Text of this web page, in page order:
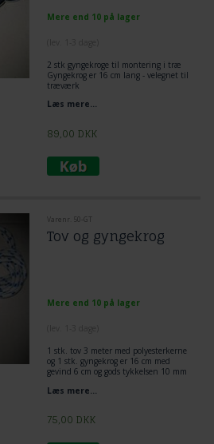
Mere end 10 på lager
2 stk gyngekroge til montering i træ
Gyngekrog er 16 cm lang - velegnet til
træværk
1 cm diameter
Læs mere...
89,00 DKK
Varenr. 50-GT
Tov og gyngekrog
Mere end 10 på lager
1 stk. tov 3 meter med polyesterkerne
og 1 stk. gyngekrog er 16 cm med
gevind 6 cm og gods tykkelsen 10 mm
Læs mere...
75,00 DKK